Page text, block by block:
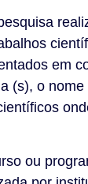
em
(s), o
ou